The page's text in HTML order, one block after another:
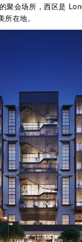
聚会场所，西区是
在地。